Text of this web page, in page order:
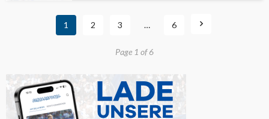
1 2 3 … 6
Page 1 of 6